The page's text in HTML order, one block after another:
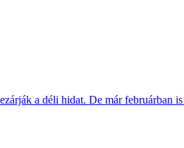
a déli hidat. De már februárban